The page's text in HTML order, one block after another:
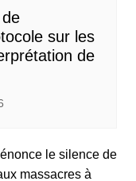
sur les
de